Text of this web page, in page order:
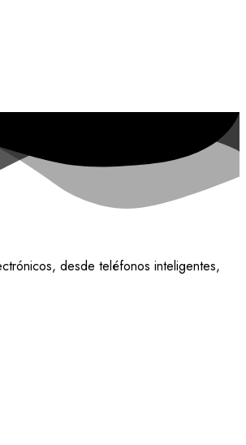
desde teléfonos inteligentes,